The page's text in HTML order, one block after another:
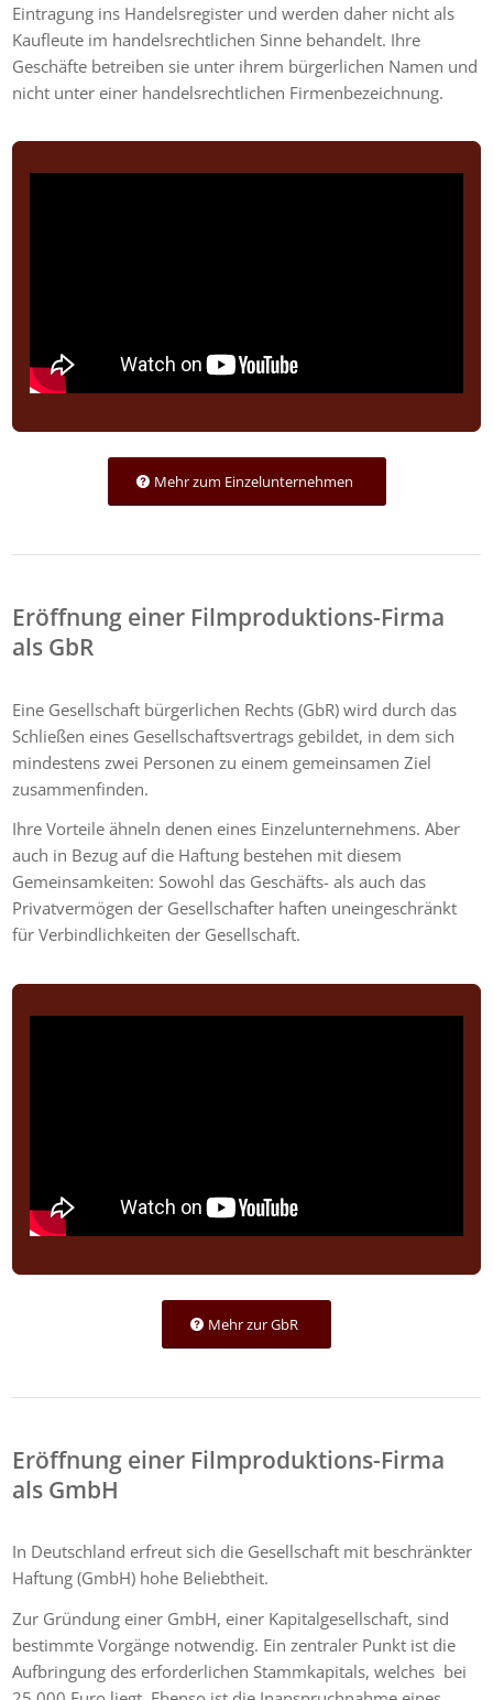
Eintragung ins Handelsregister und werden daher nicht als
Kaufleute im handelsrechtlichen Sinne behandelt. Ihre
Geschäfte betreiben sie unter ihrem bürgerlichen Namen und
nicht unter einer handelsrechtlichen Firmenbezeichnung.
Mehr zum Einzelunternehmen
Eröffnung einer Filmproduktions-Firma
als GbR
Eine Gesellschaft bürgerlichen Rechts (GbR) wird durch das
Schließen eines Gesellschaftsvertrags gebildet, in dem sich
mindestens zwei Personen zu einem gemeinsamen Ziel
zusammenfinden.
Ihre Vorteile ähneln denen eines Einzelunternehmens. Aber
auch in Bezug auf die Haftung bestehen mit diesem
Gemeinsamkeiten: Sowohl das Geschäfts- als auch das
Privatvermögen der Gesellschafter haften uneingeschränkt
für Verbindlichkeiten der Gesellschaft.
Mehr zur GbR
Eröffnung einer Filmproduktions-Firma
als GmbH
In Deutschland erfreut sich die Gesellschaft mit beschränkter
Haftung (GmbH) hohe Beliebtheit.
Zur Gründung einer GmbH, einer Kapitalgesellschaft, sind
bestimmte Vorgänge notwendig. Ein zentraler Punkt ist die
Aufbringung des erforderlichen Stammkapitals, welches bei